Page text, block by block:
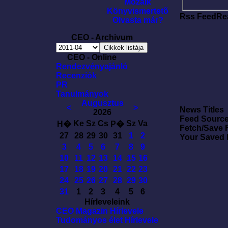
Mozaik
Könyvismertetõ
Olvasta már?
CEO - Archivum
CEO - Online
Rendezvényajánló
Recenziók
PR
Tanulmányok
<
Augusztus
2026
>
H� Ke Sz Cs P� Sz Va
27
28 29 30 31 1
2
3
4 5 6 7 8
9
10
11 12 13 14 15 16
17
18 19 20 21 22 23
24
25 26 27 28 29 30
31
1 2 3 4 5
6
Hírleveleink
CEO Magazin Hírlevele
Tudományos élet Hírlevele
Rss
News Titles
Feed
Fetch/Save
Your Saved